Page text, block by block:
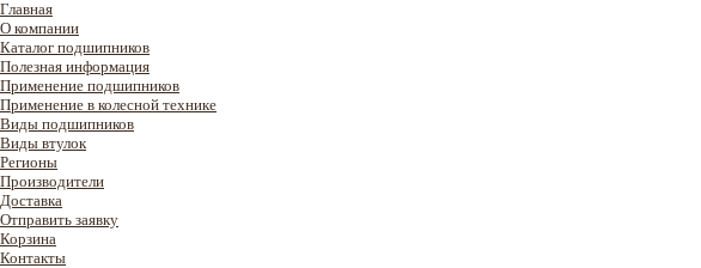
Главная
О компании
Каталог подшипников
Полезная информация
Применение подшипников
Применение в колесной технике
Виды подшипников
Виды втулок
Регионы
Производители
Доставка
Отправить заявку
Корзина
Контакты